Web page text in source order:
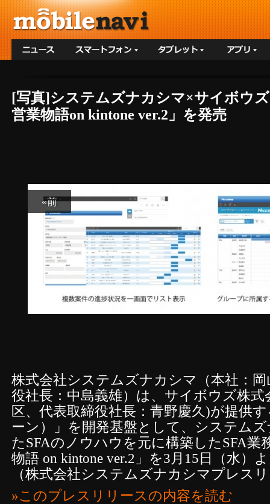
[写真]システムズナカシマ×サイボウ
営業物語on kintone ver.2」を発売
«前
株式会社システムズナカシマ（本社：
役社長：中島義雄）は、サイボウズ株式
区、代表取締役社長：青野慶久)が提供
ーン）」を開発基盤として、システム
たSFAのノウハウを元に構築したSFA業
物語 on kintone ver.2」を3月15日（水）
（株式会社システムズナカシマプレス
»このプレスリリースの内容を読む